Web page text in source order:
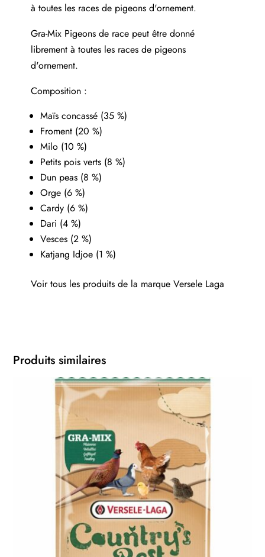
à toutes les races de pigeons d'ornement.
Gra-Mix Pigeons de race peut être donné
librement à toutes les races de pigeons
d'ornement.
Composition :
Maïs concassé (35 %)
Froment (20 %)
Milo (10 %)
Petits pois verts (8 %)
Dun peas (8 %)
Orge (6 %)
Cardy (6 %)
Dari (4 %)
Vesces (2 %)
Katjang Idjoe (1 %)
Voir tous les produits de la marqueVersele Laga
Produits similaires